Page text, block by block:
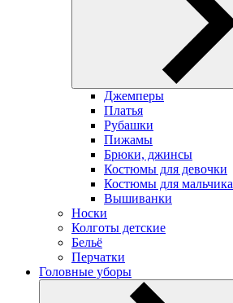
Джемперы
Платья
Рубашки
Пижамы
Брюки, джинсы
Костюмы для девочки
Костюмы для мальчика
Вышиванки
Носки
Колготы детские
Бельё
Перчатки
Головные уборы